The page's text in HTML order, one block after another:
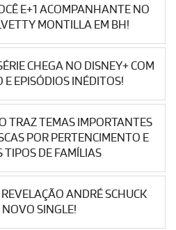
E+1 ACOMPANHANTE NO
MONTILLA EM BH!
CHEGA NO DISNEY+ COM
EPISÓDIOS INÉDITOS!
TRAZ TEMAS IMPORTANTES
POR PERTENCIMENTO E
TIPOS DE FAMÍLIAS
ANDRÉ SCHUCK
SINGLE!